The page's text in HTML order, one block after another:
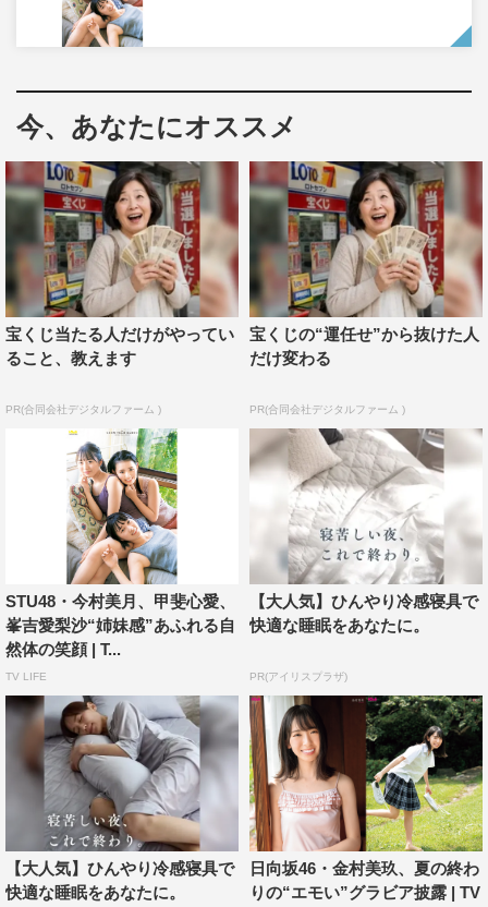
「BOMB10月号」では、表紙・巻頭に日向坂46・金村美
玖、裏表紙STU48の今村美月・甲斐心愛・峯吉愛梨沙が
登場。さらに、日向坂46・宮田愛萌、欅坂46・関有美
子、永尾まりや、志田音々、池本しおりのグラビアも。
「ナウプレイング」には、つばきファクトリー、
ARCANA PROJECTが登場。「TIFオンライン2020ガイ
ド」では、Task have FunがTIF総合プロデューサーに直撃
インタビュー。そのほか、宮本茉由、木下彩音、小宮山莉
渚、杉本愛里、三浦理奈のインタビューも掲載されてい
る。
今、あなたにオススメ
宝くじ当たる人だけがやってい
ること、教えます
PR(合同会社デジタルファーム )
宝くじの“運任せ”から抜けた人
だけ変わる
PR(合同会社デジタルファーム )
STU48・今村美月、甲斐心愛、
峯吉愛梨沙“姉妹感”あふれる自
然体の笑顔 | T...
TV LIFE
【大人気】ひんやり冷感寝具で
快適な睡眠をあなたに。
PR(アイリスプラザ)
【大人気】ひんやり冷感寝具で
快適な睡眠をあなたに。
日向坂46・金村美玖、夏の終わ
りの“エモい”グラビア披露 | TV